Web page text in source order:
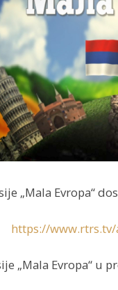
„Mala Evropa“
https://
„Mala Evropa“ u